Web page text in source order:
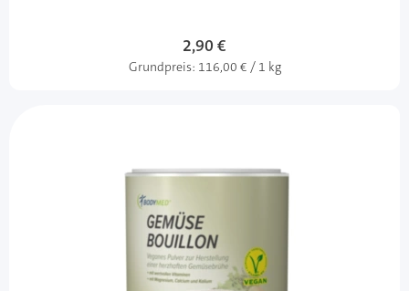
2,90 €
Grundpreis: 116,00 € / 1 kg